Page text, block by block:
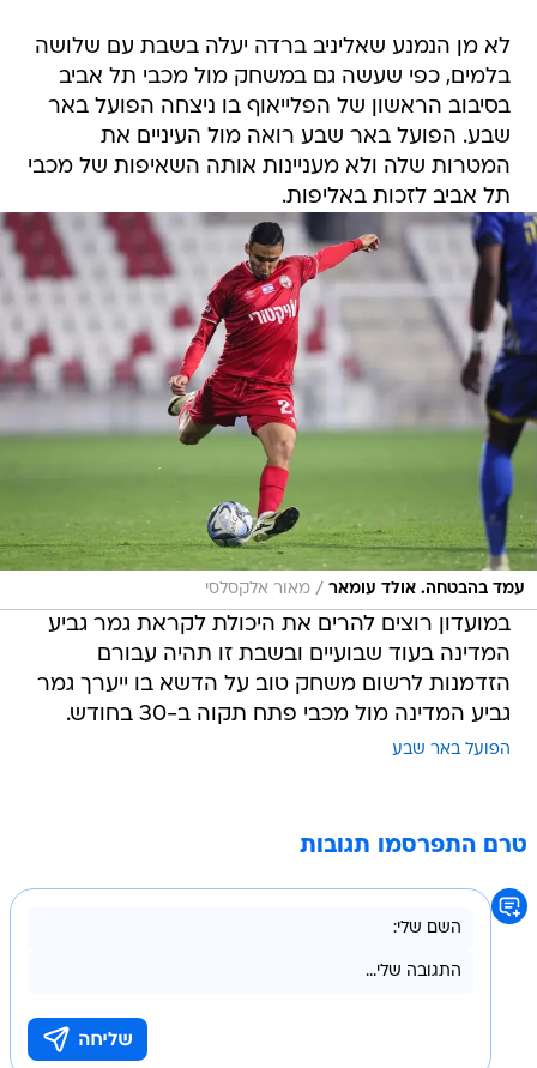
לא מן הנמנע שאליניב ברדה יעלה בשבת עם שלושה
בלמים, כפי שעשה גם במשחק מול מכבי תל אביב
בסיבוב הראשון של הפלייאוף בו ניצחה הפועל באר
שבע. הפועל באר שבע רואה מול העיניים את
המטרות שלה ולא מעניינות אותה השאיפות של מכבי
תל אביב לזכות באליפות.
עמד בהבטחה. אולד עומאר / מאור אלקסלסי
במועדון רוצים להרים את היכולת לקראת גמר גביע
המדינה בעוד שבועיים ובשבת זו תהיה עבורם
הזדמנות לרשום משחק טוב על הדשא בו ייערך גמר
גביע המדינה מול מכבי פתח תקוה ב-30 בחודש.
הפועל באר שבע
טרם התפרסמו תגובות